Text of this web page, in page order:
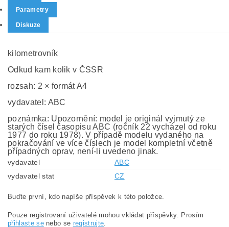
Parametry
Diskuze
kilometrovník
Odkud kam kolik v ČSSR
rozsah: 2 × formát A4
vydavatel: ABC
poznámka: Upozornění: model je originál vyjmutý ze
starých čísel časopisu ABC (ročník 22 vycházel od roku
1977 do roku 1978). V případě modelu vydaného na
pokračování ve více číslech je model kompletní včetně
případných oprav, není-li uvedeno jinak.
vydavatel
ABC
vydavatel stat
CZ
Buďte první, kdo napíše příspěvek k této položce.
Pouze registrovaní uživatelé mohou vkládat příspěvky. Prosím
přihlaste senebo se registrujte.